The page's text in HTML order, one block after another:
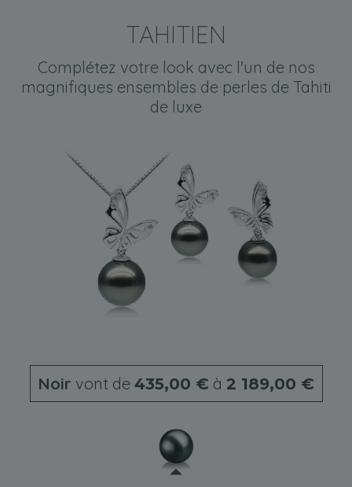
TAHITIEN
Complétez votre look avec l'un de nos
magnifiques ensembles de perles de Tahiti
de luxe
Noir vont de 435,00 € à 2 189,00 €